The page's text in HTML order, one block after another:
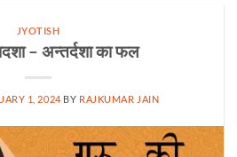
JYOTISH
– अन्तर्दशा का फल
1, 2024 BY RAJKUMAR JAIN